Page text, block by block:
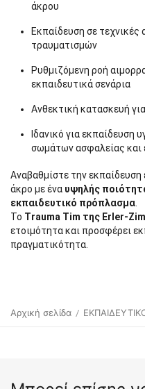
άκρου
Εκπαίδευση σε τεχνικές
τραυματισμών
Ρυθμιζόμενη ροή
εκπαιδευτικά σενάρια
Ανθεκτική κατασκευή
Ιδανικό για εκπαίδευση
σωμάτων ασφαλείας
Αναβαθμίστε την
άκρο με ένα υψηλής
εκπαιδευτικό πρόπλασμα
Το Trauma Tim της Erler-
ετοιμότητα και προσφέρει
πραγματικότητα.
Αρχική σελίδα /